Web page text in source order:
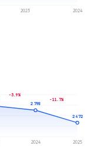
2023 2024
2 798
2024
2 472
2025
-3.9%
-11.7%